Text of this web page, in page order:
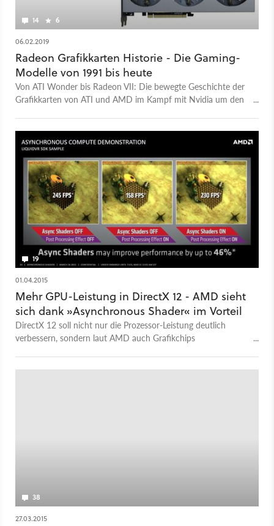
14 6
06.02.2019
Radeon Grafikkarten Historie - Die Gaming-
Modelle von 1991 bis heute
Von ATI Wonder bis Radeon VII: Die bewegte Geschichte der
Grafikkarten von ATI und AMD im Kampf mit Nvidia um den
19
01.04.2015
Mehr GPU-Leistung in DirectX 12 - AMD sieht
sich dank »Asynchronous Shader« im Vorteil
DirectX 12 soll nicht nur die Prozessor-Leistung deutlich
verbessern, sondern laut AMD auch Grafikchips
38
27.03.2015